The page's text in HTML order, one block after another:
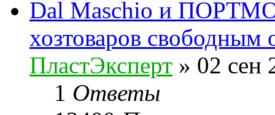
Dal Maschio и
хозтоваров свободным
ПластЭксперт » 02 сен
1 Ответы